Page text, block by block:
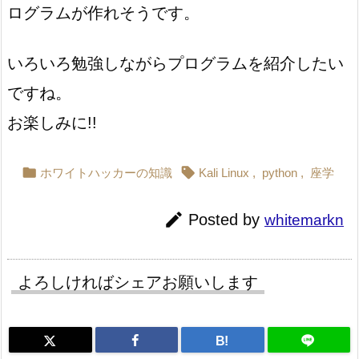
ログラムが作れそうです。
いろいろ勉強しながらプログラムを紹介したい
ですね。
お楽しみに!!
 ホワイトハッカーの知識  Kali Linux , python , 座学
 Posted by whitemarkn
よろしければシェアお願いします
B!